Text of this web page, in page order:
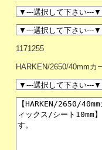
1171255
HARKEN/2650/40mmカ